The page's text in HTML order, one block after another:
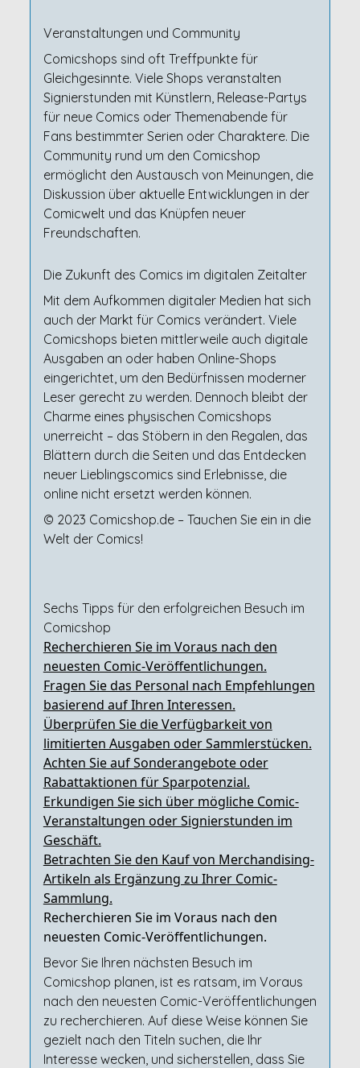
Veranstaltungen und Community
Comicshops sind oft Treffpunkte für
Gleichgesinnte. Viele Shops veranstalten
Signierstunden mit Künstlern, Release-Partys
für neue Comics oder Themenabende für
Fans bestimmter Serien oder Charaktere. Die
Community rund um den Comicshop
ermöglicht den Austausch von Meinungen, die
Diskussion über aktuelle Entwicklungen in der
Comicwelt und das Knüpfen neuer
Freundschaften.
Die Zukunft des Comics im digitalen Zeitalter
Mit dem Aufkommen digitaler Medien hat sich
auch der Markt für Comics verändert. Viele
Comicshops bieten mittlerweile auch digitale
Ausgaben an oder haben Online-Shops
eingerichtet, um den Bedürfnissen moderner
Leser gerecht zu werden. Dennoch bleibt der
Charme eines physischen Comicshops
unerreicht – das Stöbern in den Regalen, das
Blättern durch die Seiten und das Entdecken
neuer Lieblingscomics sind Erlebnisse, die
online nicht ersetzt werden können.
© 2023 Comicshop.de – Tauchen Sie ein in die
Welt der Comics!
Sechs Tipps für den erfolgreichen Besuch im
Comicshop
Recherchieren Sie im Voraus nach den
neuesten Comic-Veröffentlichungen.
Fragen Sie das Personal nach Empfehlungen
basierend auf Ihren Interessen.
Überprüfen Sie die Verfügbarkeit von
limitierten Ausgaben oder Sammlerstücken.
Achten Sie auf Sonderangebote oder
Rabattaktionen für Sparpotenzial.
Erkundigen Sie sich über mögliche Comic-
Veranstaltungen oder Signierstunden im
Geschäft.
Betrachten Sie den Kauf von Merchandising-
Artikeln als Ergänzung zu Ihrer Comic-
Sammlung.
Recherchieren Sie im Voraus nach den
neuesten Comic-Veröffentlichungen.
Bevor Sie Ihren nächsten Besuch im
Comicshop planen, ist es ratsam, im Voraus
nach den neuesten Comic-Veröffentlichungen
zu recherchieren. Auf diese Weise können Sie
gezielt nach den Titeln suchen, die Ihr
Interesse wecken, und sicherstellen, dass Sie